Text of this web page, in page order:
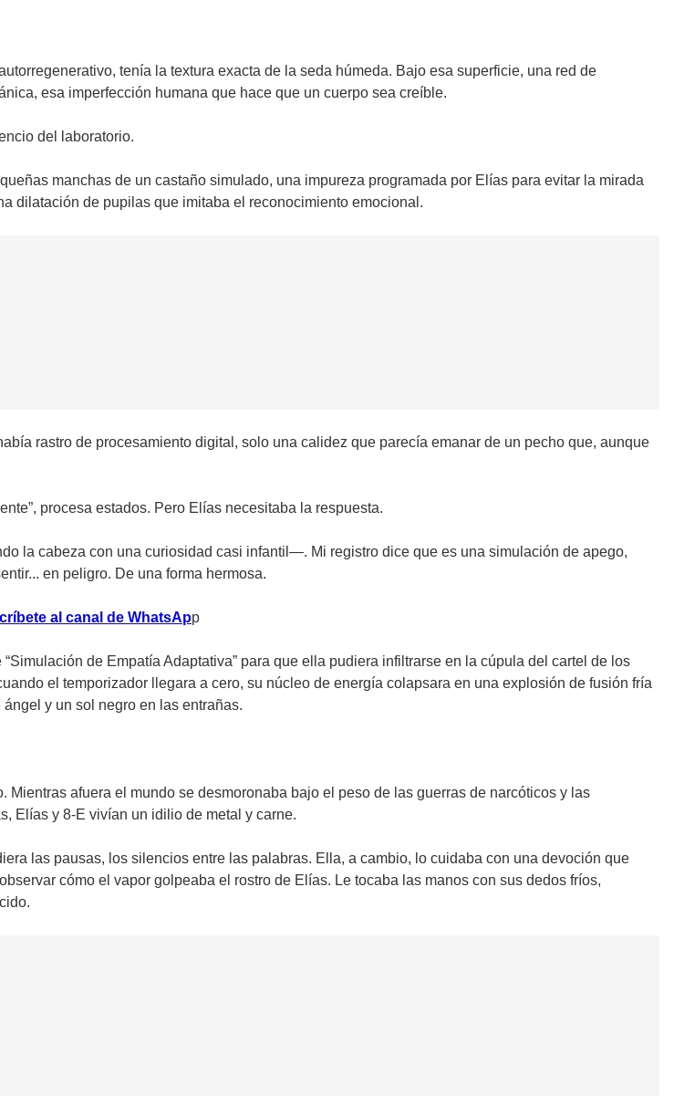
tenía la textura exacta de la seda húmeda. Bajo esa superficie, una red de
esa imperfección humana que hace que un cuerpo sea creíble.
del laboratorio.
manchas de un castaño simulado, una impureza programada por Elías para evitar la mirada
dilatación de pupilas que imitaba el reconocimiento emocional.
rastro de procesamiento digital, solo una calidez que parecía emanar de un pecho que, aunque
procesa estados. Pero Elías necesitaba la respuesta.
la cabeza con una curiosidad casi infantil—. Mi registro dice que es una simulación de apego,
en peligro. De una forma hermosa.
al canal de WhatsApp
de Empatía Adaptativa” para que ella pudiera infiltrarse en la cúpula del cartel de los
el temporizador llegara a cero, su núcleo de energía colapsara en una explosión de fusión fría
y un sol negro en las entrañas.
afuera el mundo se desmoronaba bajo el peso de las guerras de narcóticos y las
Elías y 8-E vivían un idilio de metal y carne.
las pausas, los silencios entre las palabras. Ella, a cambio, lo cuidaba con una devoción que
cómo el vapor golpeaba el rostro de Elías. Le tocaba las manos con sus dedos fríos,